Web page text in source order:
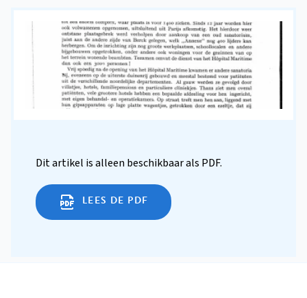
Dit artikel is alleen beschikbaar als PDF.
LEES DE PDF